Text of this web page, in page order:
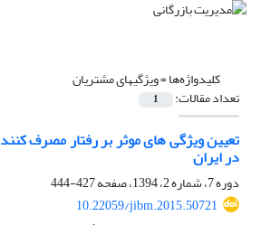
کلیدواژه‌ها =ویژگی‎های مشتریان
تعداد مقالات: 1
تعیین ویژگی های موثر بر رفتار مصرف
در ایران
دوره 7، شماره 2، 1394، صفحه
427-444
10.22059/jibm.2015.50721